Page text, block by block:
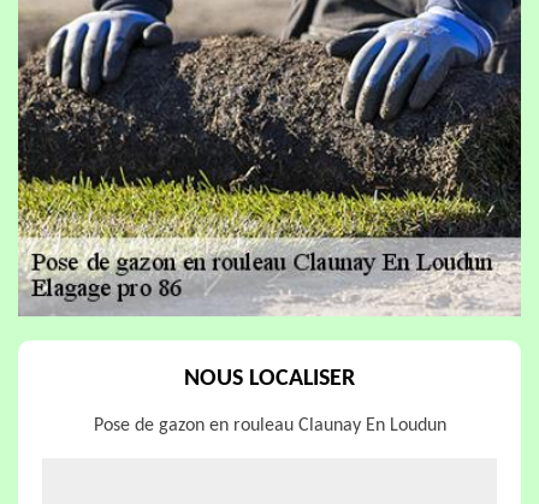
NOUS LOCALISER
Pose de gazon en rouleau Claunay En Loudun